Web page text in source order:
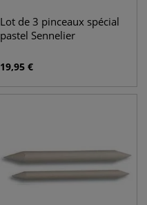
Lot de 3 pinceaux spécial
pastel Sennelier
19,95 €